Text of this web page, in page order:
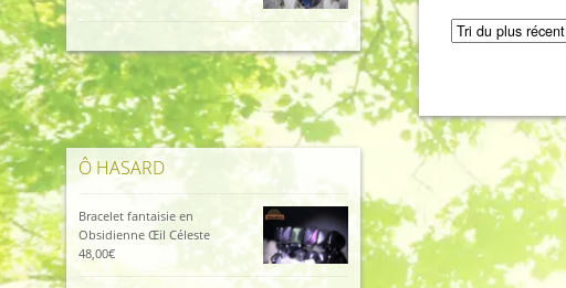
112,00€.102,00€.
Ô HASARD
Bracelet fantaisie en
Obsidienne Œil Céleste
48,00€